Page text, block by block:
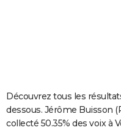
Carte de Noël
Carte Bonne année
Carte Saint-Valentin
Carte Pâques
Carte d'anniversaire
DICTIONNAIRE
Découvrez tous les
dessous. Jérôme Buisson
collecté 50.35% des voix à